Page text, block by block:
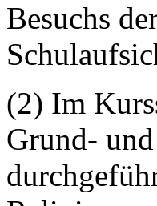
Besuchs
(2) Im
Grund-